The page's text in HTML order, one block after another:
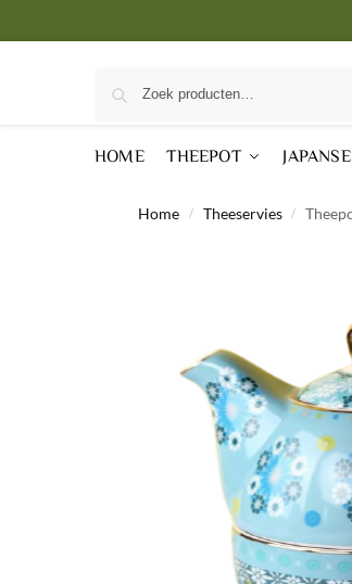
HOME THEEPOT
Home / Theeservies /